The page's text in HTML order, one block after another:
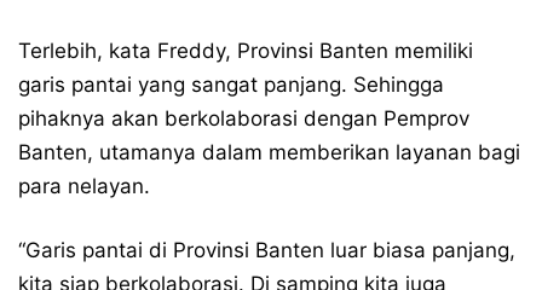
Terlebih, kata Freddy, Provinsi Banten memiliki
garis pantai yang sangat panjang. Sehingga
pihaknya akan berkolaborasi dengan Pemprov
Banten, utamanya dalam memberikan layanan bagi
para nelayan.
“Garis pantai di Provinsi Banten luar biasa panjang,
kita siap berkolaborasi. Di samping kita juga